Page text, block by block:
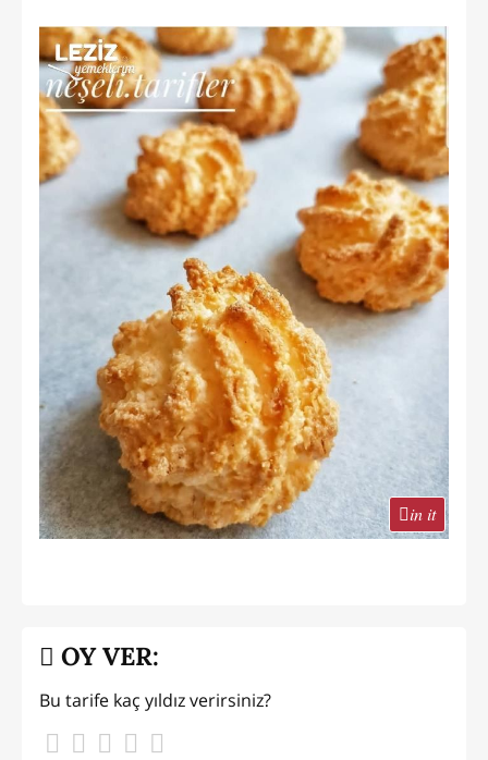
in it
OY VER:
Bu tarife kaç yıldız verirsiniz?